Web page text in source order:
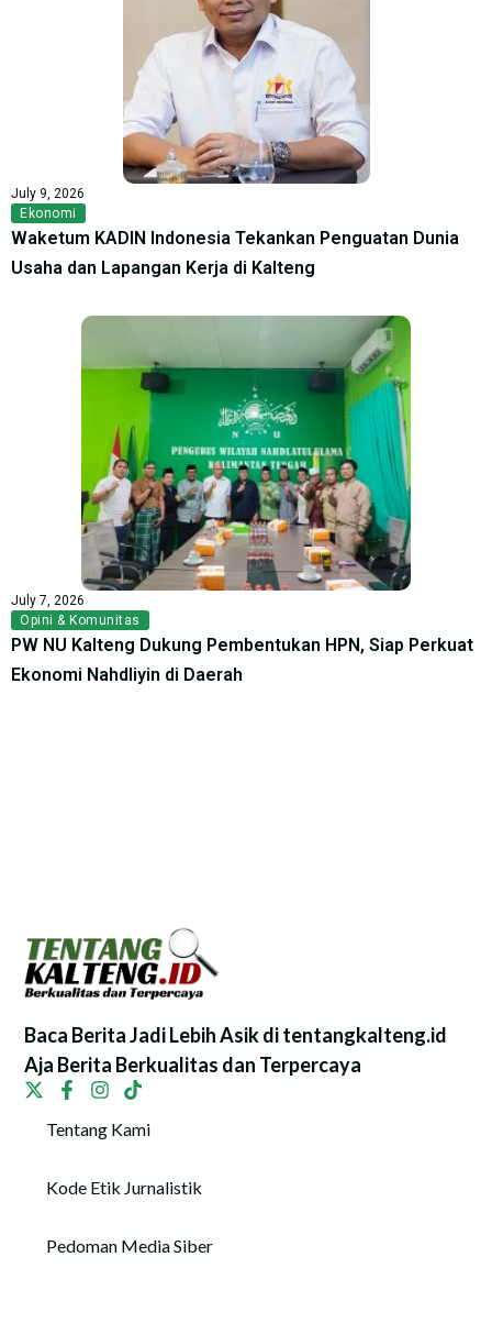
July 9, 2026
Ekonomi
Waketum KADIN Indonesia Tekankan Penguatan Dunia
Usaha dan Lapangan Kerja di Kalteng
July 7, 2026
Opini & Komunitas
PW NU Kalteng Dukung Pembentukan HPN, Siap Perkuat
Ekonomi Nahdliyin di Daerah
Baca Berita Jadi Lebih Asik di tentangkalteng.id
Aja Berita Berkualitas dan Terpercaya
Tentang Kami
Kode Etik Jurnalistik
Pedoman Media Siber